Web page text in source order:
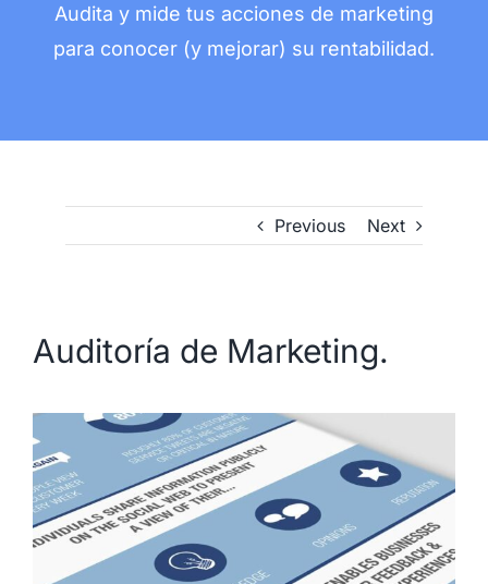
Audita y mide tus acciones de marketing
para conocer (y mejorar) su rentabilidad.
Previous Next
Auditoría de Marketing.